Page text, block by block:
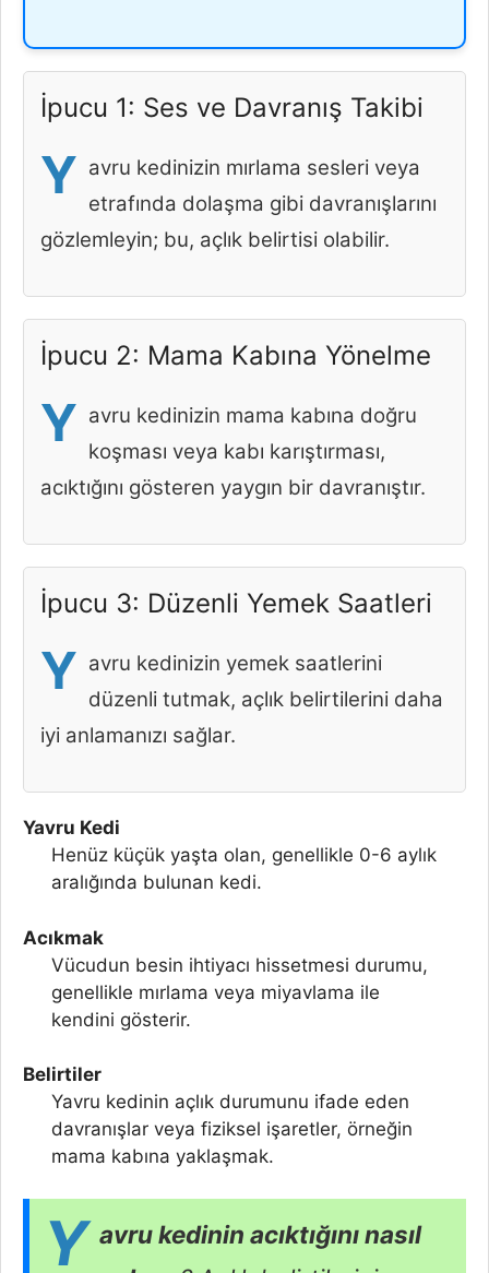
İpucu 1: Ses ve Davranış Takibi
Y avru kedinizin mırlama sesleri veya
etrafında dolaşma gibi davranışlarını
gözlemleyin; bu, açlık belirtisi olabilir.
İpucu 2: Mama Kabına Yönelme
Y avru kedinizin mama kabına doğru
koşması veya kabı karıştırması,
acıktığını gösteren yaygın bir davranıştır.
İpucu 3: Düzenli Yemek Saatleri
Y avru kedinizin yemek saatlerini
düzenli tutmak, açlık belirtilerini daha
iyi anlamanızı sağlar.
Yavru Kedi
Henüz küçük yaşta olan, genellikle 0-6 aylık
aralığında bulunan kedi.
Acıkmak
Vücudun besin ihtiyacı hissetmesi durumu,
genellikle mırlama veya miyavlama ile
kendini gösterir.
Belirtiler
Yavru kedinin açlık durumunu ifade eden
davranışlar veya fiziksel işaretler, örneğin
mama kabına yaklaşmak.
Y avru kedinin acıktığını nasıl